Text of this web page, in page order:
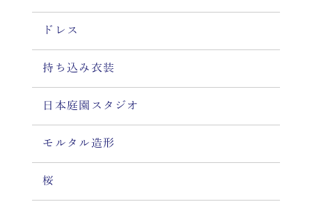
ドレス
持ち込み衣装
日本庭園スタジオ
モルタル造形
桜